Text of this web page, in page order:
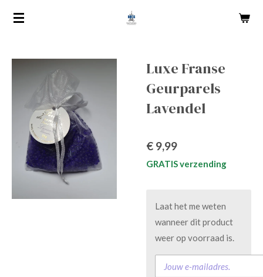
Ga
de
hoofdinhoud
Luxe Franse
Geurparels
Lavendel
€ 9,99
GRATIS verzending
Laat het me weten
wanneer dit product
weer op voorraad is.